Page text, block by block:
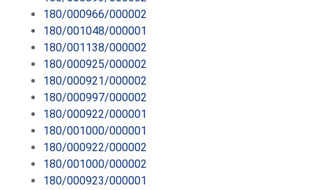
180/000966/000002
180/001048/000001
180/001138/000002
180/000925/000002
180/000921/000002
180/000997/000002
180/000922/000001
180/001000/000001
180/000922/000002
180/001000/000002
180/000923/000001